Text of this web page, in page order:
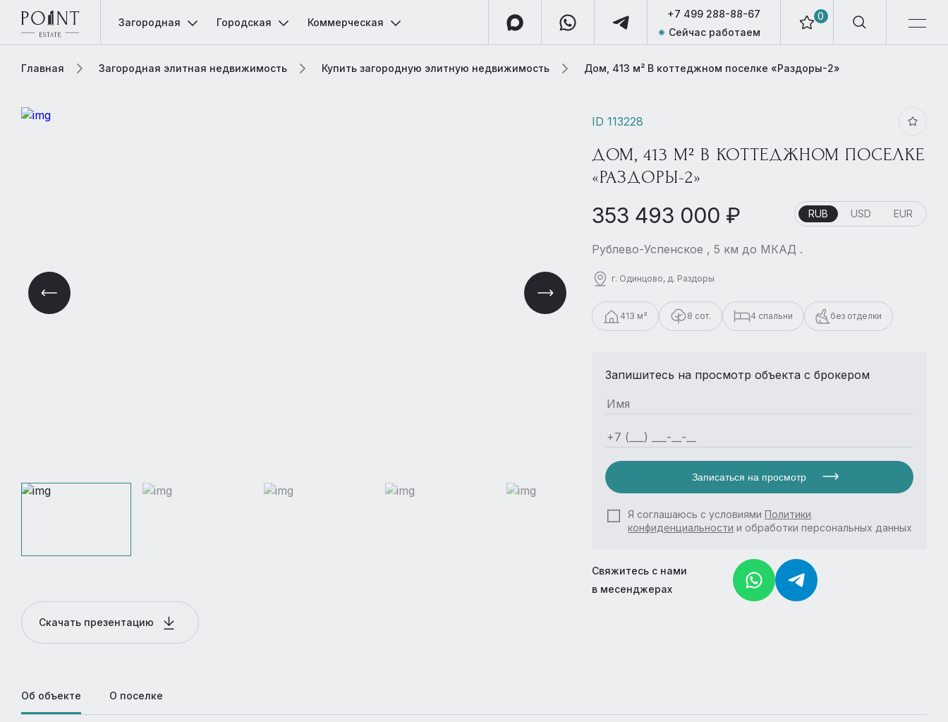
0
+7 499 288-88-67
Сейчас работаем
Загородная Городская Коммерческая
Главная Загородная элитная недвижимость Купить загородную элитную недвижимость Дом, 413 м² В коттеджном поселке «Раздоры-2»
Скачать презентацию
ID 113228
ДОМ, 413 М² В КОТТЕДЖНОМ ПОСЕЛКЕ
«РАЗДОРЫ-2»
353 493 000 ₽ RUB USD EUR
Рублево-Успенское , 5 км до МКАД .
г. Одинцово, д. Раздоры
413 м² 8 сот. 4 спальни без отделки
Запишитесь на просмотр объекта с брокером
Записаться на просмотр
Я соглашаюсь с условиямиПолитики
конфиденциальности и обработки персональных данных
Свяжитесь с нами
в месенджерах
Об объекте О поселке